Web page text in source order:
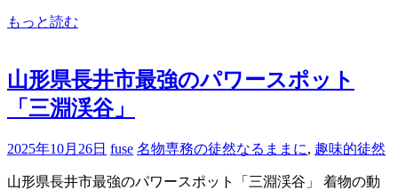
もっと読む
山形県長井市最強のパワースポット
「三淵渓谷」
2025年10月26日 fuse 名物専務の徒然なるままに, 趣味的徒然
山形県長井市最強のパワースポット「三淵渓谷」 着物の動